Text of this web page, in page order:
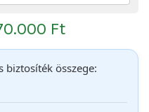
Ft
biztosíték összege: